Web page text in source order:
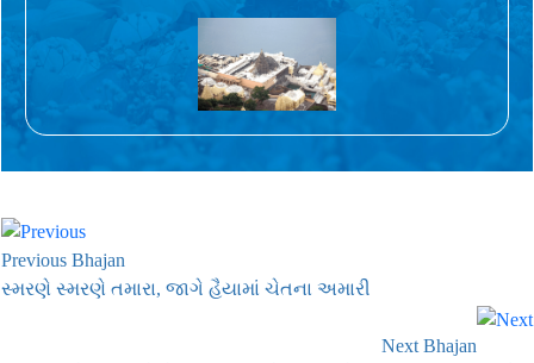
Previous Bhajan
સ્મરણે સ્મરણે તમારા, જાગે હૈયામાં ચેતના અમારી
Next Bhajan